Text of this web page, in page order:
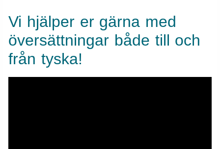
Vi hjälper er gärna med
översättningar både till och
från tyska!